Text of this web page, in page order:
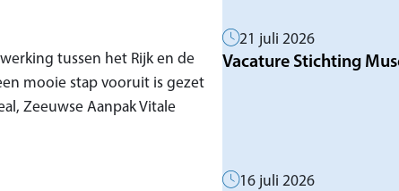
tussen het Rijk en de
mooie stap vooruit is gezet
Zeeuwse Aanpak Vitale
Vacature Stichting
21 juli 2026
16 juli 2026